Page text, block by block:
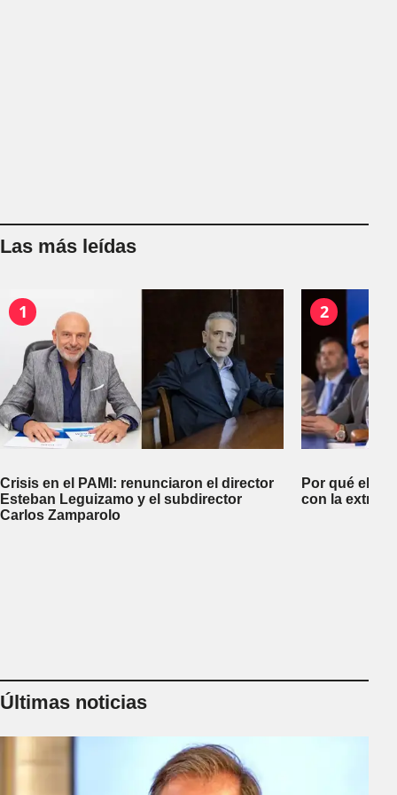
Las más leídas
1
Crisis en el PAMI: renunciaron el director
Esteban Leguizamo y el subdirector
Carlos Zamparolo
2
Por qué el
con la
Últimas noticias